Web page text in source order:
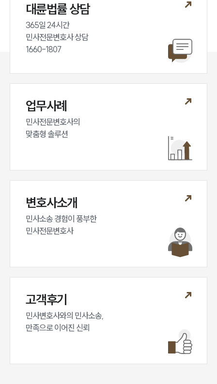
대륜법률 상담
365일 24시간
민사전문변호사 상담
1660-1807
업무사례
민사전문변호사의
맞춤형 솔루션
변호사소개
민사소송 경험이 풍부한
민사전문변호사
고객후기
민사변호사와의 민사소송,
만족으로 이어진 신뢰